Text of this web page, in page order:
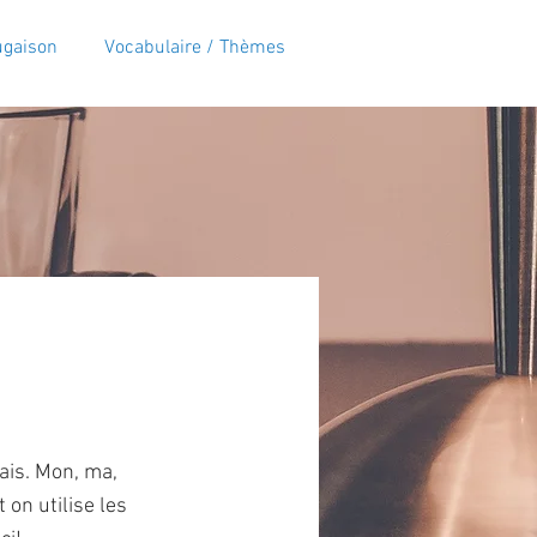
Vocabulaire / Thèmes
Mon, ma,
on utilise les